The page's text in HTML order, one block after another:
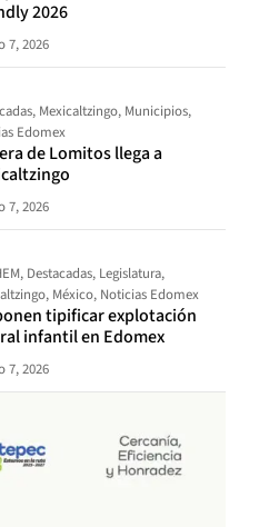
2026
7, 2026
, Mexicaltzingo, Municipios,
Edomex
de Lomitos llega a
7, 2026
, Destacadas, Legislatura,
, México, Noticias Edomex
tipificar explotación
infantil en Edomex
7, 2026